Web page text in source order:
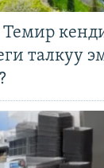
талкуу